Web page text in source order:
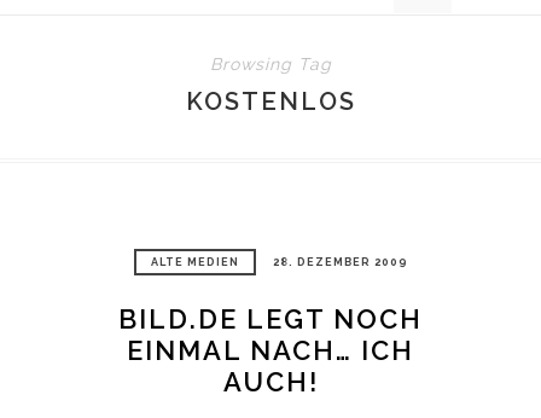
Browsing Tag
KOSTENLOS
ALTE MEDIEN 28. DEZEMBER 2009
BILD.DE LEGT NOCH
EINMAL NACH… ICH
AUCH!